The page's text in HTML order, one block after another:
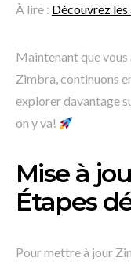
À lire : Découvrez les
Maintenant que
Zimbra, continuons
explorer davantage
on y va!
Mise à
Étapes
Pour mettre à jour